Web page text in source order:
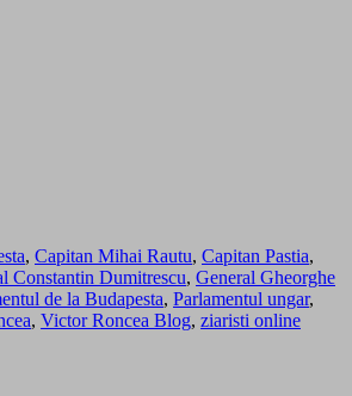
, Capitan Mihai Rautu, Capitan Pastia,
Constantin Dumitrescu, General Gheorghe
de la Budapesta, Parlamentul ungar,
, Victor Roncea Blog, ziaristi online